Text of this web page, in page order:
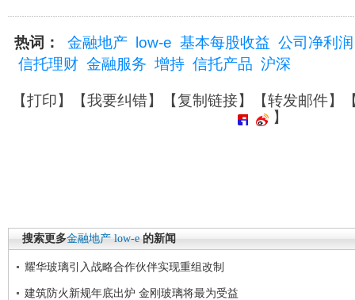
热词： 金融地产 low-e 基本每股收益 公司净利润
信托理财 金融服务 增持 信托产品 沪深
【打印】【我要纠错】【复制链接】【转发邮件】
】
搜索更多金融地产 low-e 的新闻
耀华玻璃引入战略合作伙伴实现重组改制
建筑防火新规年底出炉 金刚玻璃将最为受益